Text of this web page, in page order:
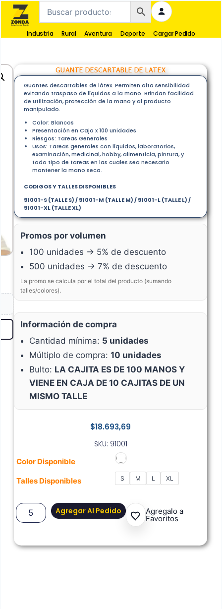
Industria Rural Aventura Deporte Cargar Pedido
GUANTE DESCARTABLE DE LATEX
$18.693,69
Guantes descartables de látex. Permiten alta sensibilidad
evitando traspaso de líquidos a la mano. Brindan facilidad
de utilización, protección de la mano y al producto
manipulado.
Color: Blancos
Presentación en Caja x 100 unidades
Riesgos: Tareas Generales
Usos: Tareas generales con líquidos, laboratorios,
examinación, medicinal, hobby, alimenticia, pintura, y
todo tipo de tareas en las cuales sea necesario
mantener la mano seca.
CODIGOS Y TALLES DISPONIBLES
91001-S (TALLE S) / 91001-M (TALLE M) / 91001-L (TALLE L) /
91001-XL (TALLE XL)
SKU: 91001
Color Disponible
Talles Disponibles S M L XL
Agregar Al Pedido Agregalo a
Favoritos
Promos por volumen
100 unidades → 5% de descuento
500 unidades → 7% de descuento
La promo se calcula por el total del producto (sumando
talles/colores).
Información de compra
Cantidad mínima: 5 unidades
Múltiplo de compra: 10 unidades
Bulto: LA CAJITA ES DE 100 MANOS Y
VIENE EN CAJA DE 10 CAJITAS DE UN
MISMO TALLE